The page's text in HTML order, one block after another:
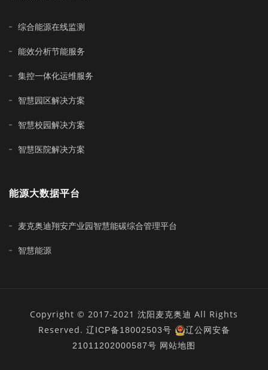
综合能源在线监测
能效分析节能服务
集控一体化运维服务
智慧园区解决方案
智慧校园解决方案
智慧医院解决方案
能源大数据平台
麦克奥迪翔安产业园智慧能碳综合管理平台
智慧能源
Copyright © 2017-2021 沈阳麦克奥迪 All Rights
Reserved. 辽ICP备18002503号
辽公网安备
21011202000587号 网站地图